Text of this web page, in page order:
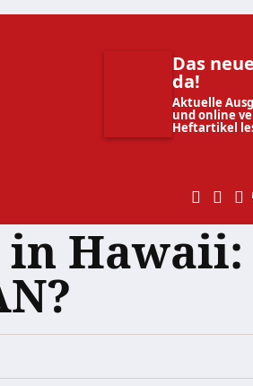
Das
da!
Aktuelle
und online
Heftartikel
in Hawaii: